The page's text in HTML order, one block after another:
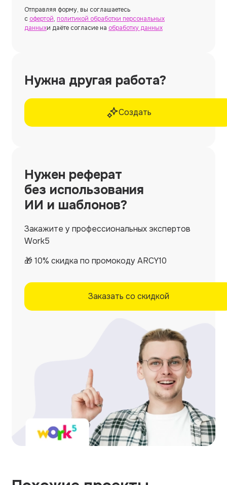
Отправляя форму, вы соглашаетесь
с офертой, политикой обработки персональных
данныхи даёте согласие на обработку данных
Нужна другая работа?
Создать
Нужен реферат
без использования
ИИ и шаблонов?
Закажите у профессиональных экспертов
Work5
🎁 10% скидка по промокоду ARCY10
Заказать со скидкой